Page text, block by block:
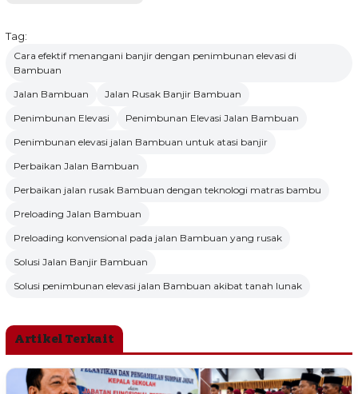
Tag:
Cara efektif menangani banjir dengan penimbunan elevasi di
Bambuan
Jalan Bambuan
Jalan Rusak Banjir Bambuan
Penimbunan Elevasi
Penimbunan Elevasi Jalan Bambuan
Penimbunan elevasi jalan Bambuan untuk atasi banjir
Perbaikan Jalan Bambuan
Perbaikan jalan rusak Bambuan dengan teknologi matras bambu
Preloading Jalan Bambuan
Preloading konvensional pada jalan Bambuan yang rusak
Solusi Jalan Banjir Bambuan
Solusi penimbunan elevasi jalan Bambuan akibat tanah lunak
Artikel Terkait